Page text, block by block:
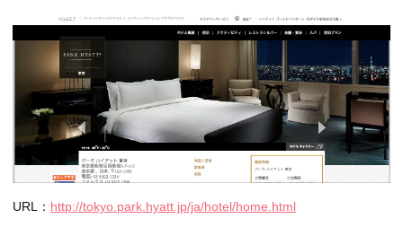
URL： http://tokyo.park.hyatt.jp/ja/hotel/home.html